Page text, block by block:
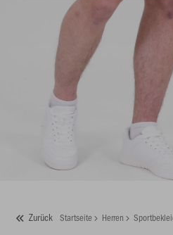
Zurück Startseite Herren